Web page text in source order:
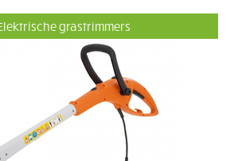
grastrimmers